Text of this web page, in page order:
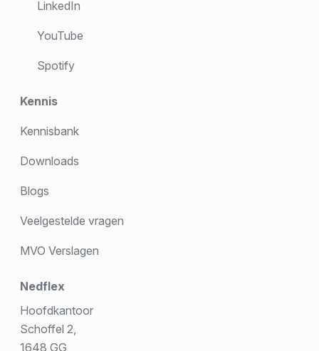
LinkedIn
YouTube
Spotify
Kennis
Kennisbank
Downloads
Blogs
Veelgestelde vragen
MVO Verslagen
Nedflex
Hoofdkantoor
Schoffel 2,
1648 GG